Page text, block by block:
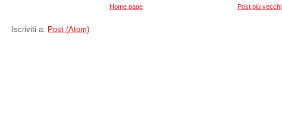
Post più vecchi
Home page
Iscriviti a: Post (Atom)